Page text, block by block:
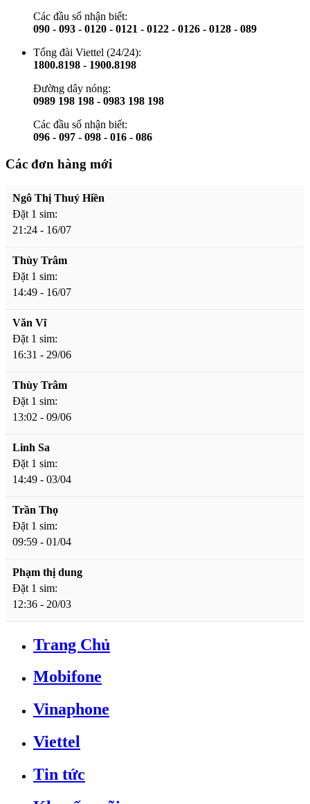
Các đầu số nhận biết:
090 - 093 - 0120 - 0121 - 0122 - 0126 - 0128 - 089
Tổng đài Viettel (24/24):
1800.8198 - 1900.8198
Đường dây nóng:
0989 198 198 - 0983 198 198
Các đầu số nhận biết:
096 - 097 - 098 - 016 - 086
Các đơn hàng mới
Ngô Thị Thuý Hiền
Đặt 1 sim:
21:24 - 16/07
Thùy Trâm
Đặt 1 sim:
14:49 - 16/07
Văn Vĩ
Đặt 1 sim:
16:31 - 29/06
Thùy Trâm
Đặt 1 sim:
13:02 - 09/06
Linh Sa
Đặt 1 sim:
14:49 - 03/04
Trần Thọ
Đặt 1 sim:
09:59 - 01/04
Phạm thị dung
Đặt 1 sim:
12:36 - 20/03
Trang Chủ
Mobifone
Vinaphone
Viettel
Tin tức